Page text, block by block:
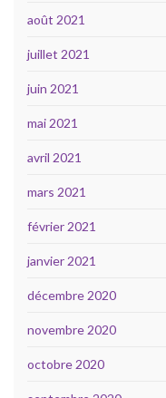
août 2021
juillet 2021
juin 2021
mai 2021
avril 2021
mars 2021
février 2021
janvier 2021
décembre 2020
novembre 2020
octobre 2020